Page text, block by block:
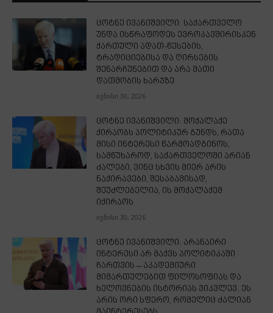
ცოტნე ივანიშვილი: საქართველო
უნდა ისწრაფოდეს ევროკავშირისკენ
ქართული ადათ-წესების,
ტრადიციებისა და ღირსების
შენარჩუნებით და არა მათი
დათმობის ხარჯზე
ივნისი 30, 2026
ცოტნე ივანიშვილი: მოქალაქე
ქირაობს პოლიტიკურ გუნდს, რათა
მისი ინტერესი წარმოადგინოს,
სამწუხაროდ, საქართველოში არიან
ძალები, ვინც სხვის მიერ არის
ნაქირავები, შესაბამისად,
შეუძლებელია, ის მოქალაქემ
იქირაოს
ივნისი 30, 2026
ცოტნე ივანიშვილი: არანაირი
ინტერესი არ მაქვს პოლიტიკაში
ჩართვის – აკადემიური
მიმართულებით ფილოსოფიას და
ხელოვნების ისტორიას ვიკვლევ. ეს
არის ორი სფერო, რომელიც ძალიან